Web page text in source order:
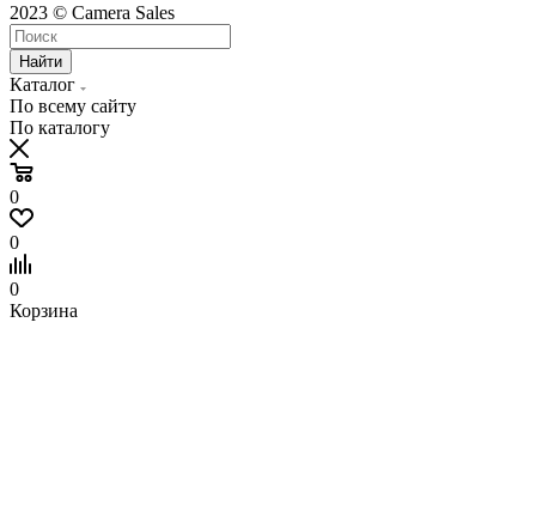
2023 © Сamera Sales
Найти
Каталог
По всему сайту
По каталогу
0
0
0
Корзина